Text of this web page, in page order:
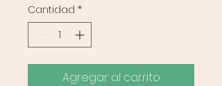
Cantidad *
Agregar al carrito